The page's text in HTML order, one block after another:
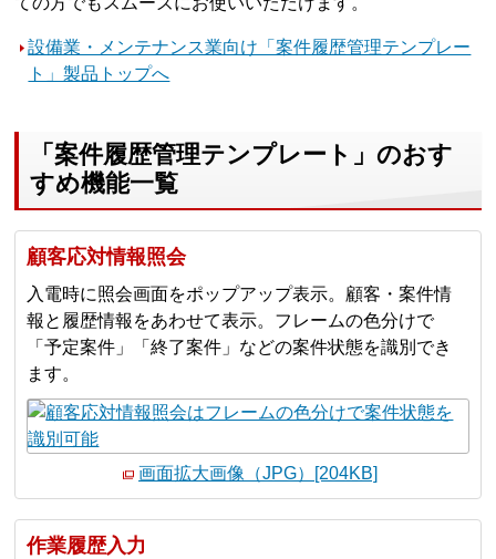
設備業・メンテナンス業向け「案件履歴管理テンプレー
ト」製品トップへ
「案件履歴管理テンプレート」のおす
すめ機能一覧
顧客応対情報照会
入電時に照会画面をポップアップ表示。顧客・案件情
報と履歴情報をあわせて表示。フレームの色分けで
「予定案件」「終了案件」などの案件状態を識別でき
ます。
画面拡大画像（JPG）[204KB]
作業履歴入力